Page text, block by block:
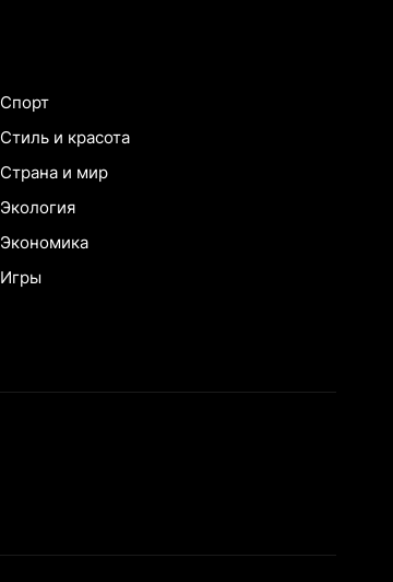
Спорт
Стиль и красота
Страна и мир
Экология
Экономика
Игры